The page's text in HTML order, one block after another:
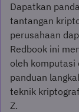
Dapatkan
tantangan
perusahaan
Redbook ini
oleh komputasi
panduan
teknik
Z.